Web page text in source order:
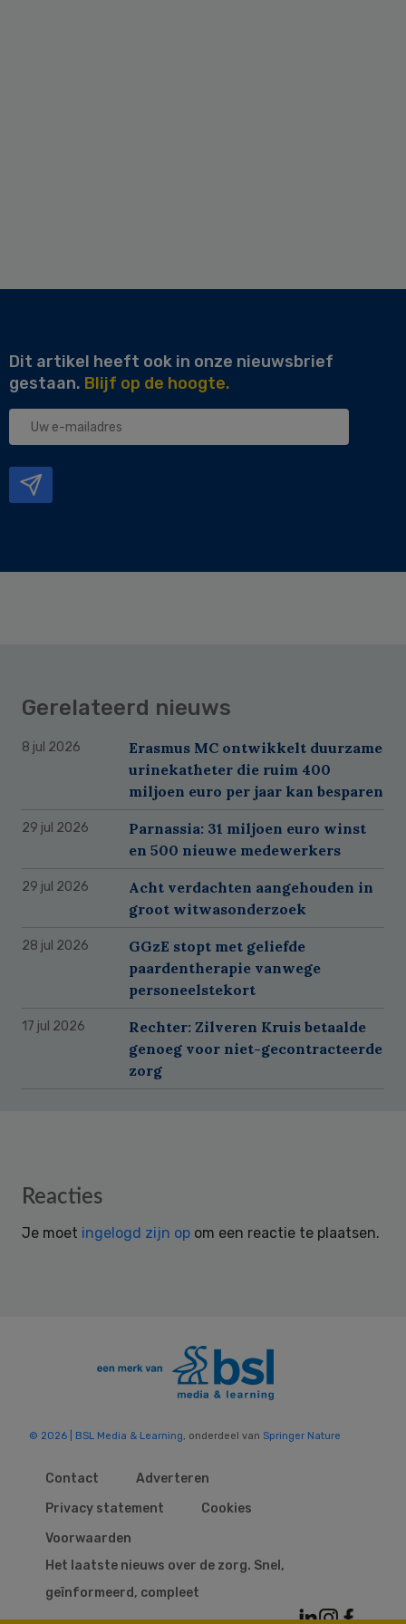
Dit artikel heeft ook in onze nieuwsbrief
gestaan. Blijf op de hoogte.
Uw
Gerelateerd nieuws
8 jul 2026
Erasmus MC ontwikkelt duurzame
urinekatheter die ruim 400
miljoen euro per jaar kan besparen
29 jul 2026
Parnassia: 31 miljoen euro winst
en 500 nieuwe medewerkers
29 jul 2026
Acht verdachten aangehouden in
groot witwasonderzoek
28 jul 2026
GGzE stopt met geliefde
paardentherapie vanwege
personeelstekort
17 jul 2026
Rechter: Zilveren Kruis betaalde
genoeg voor niet-gecontracteerde
zorg
Reader
Reacties
Je moet ingelogd zijn op om een reactie te plaatsen.
© 2026 | BSL Media & Learning, onderdeel van Springer Nature
Contact
Adverteren
Privacy statement
Cookies
Voorwaarden
Het laatste nieuws over de zorg. Snel,
geïnformeerd, compleet